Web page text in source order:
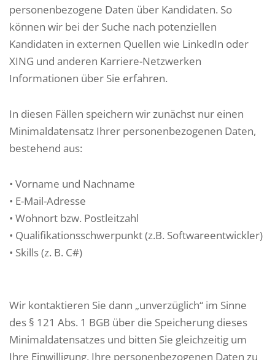
personenbezogene Daten über Kandidaten. So
können wir bei der Suche nach potenziellen
Kandidaten in externen Quellen wie LinkedIn oder
XING und anderen Karriere-Netzwerken
Informationen über Sie erfahren.
In diesen Fällen speichern wir zunächst nur einen
Minimaldatensatz Ihrer personenbezogenen Daten,
bestehend aus:
• Vorname und Nachname
• E-Mail-Adresse
• Wohnort bzw. Postleitzahl
• Qualifikationsschwerpunkt (z.B. Softwareentwickler)
• Skills (z. B. C#)
Wir kontaktieren Sie dann „unverzüglich“ im Sinne
des § 121 Abs. 1 BGB über die Speicherung dieses
Minimaldatensatzes und bitten Sie gleichzeitig um
Ihre Einwilligung, Ihre personenbezogenen Daten zu